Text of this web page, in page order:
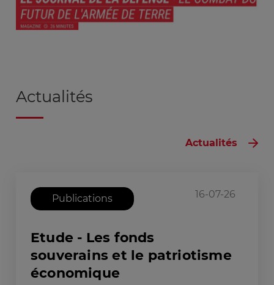
Actualités
Publications 16-07-26
Etude - Les fonds
souverains et le patriotisme
économique
Actualités